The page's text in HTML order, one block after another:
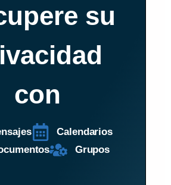
su
con
Calendarios
Grupos